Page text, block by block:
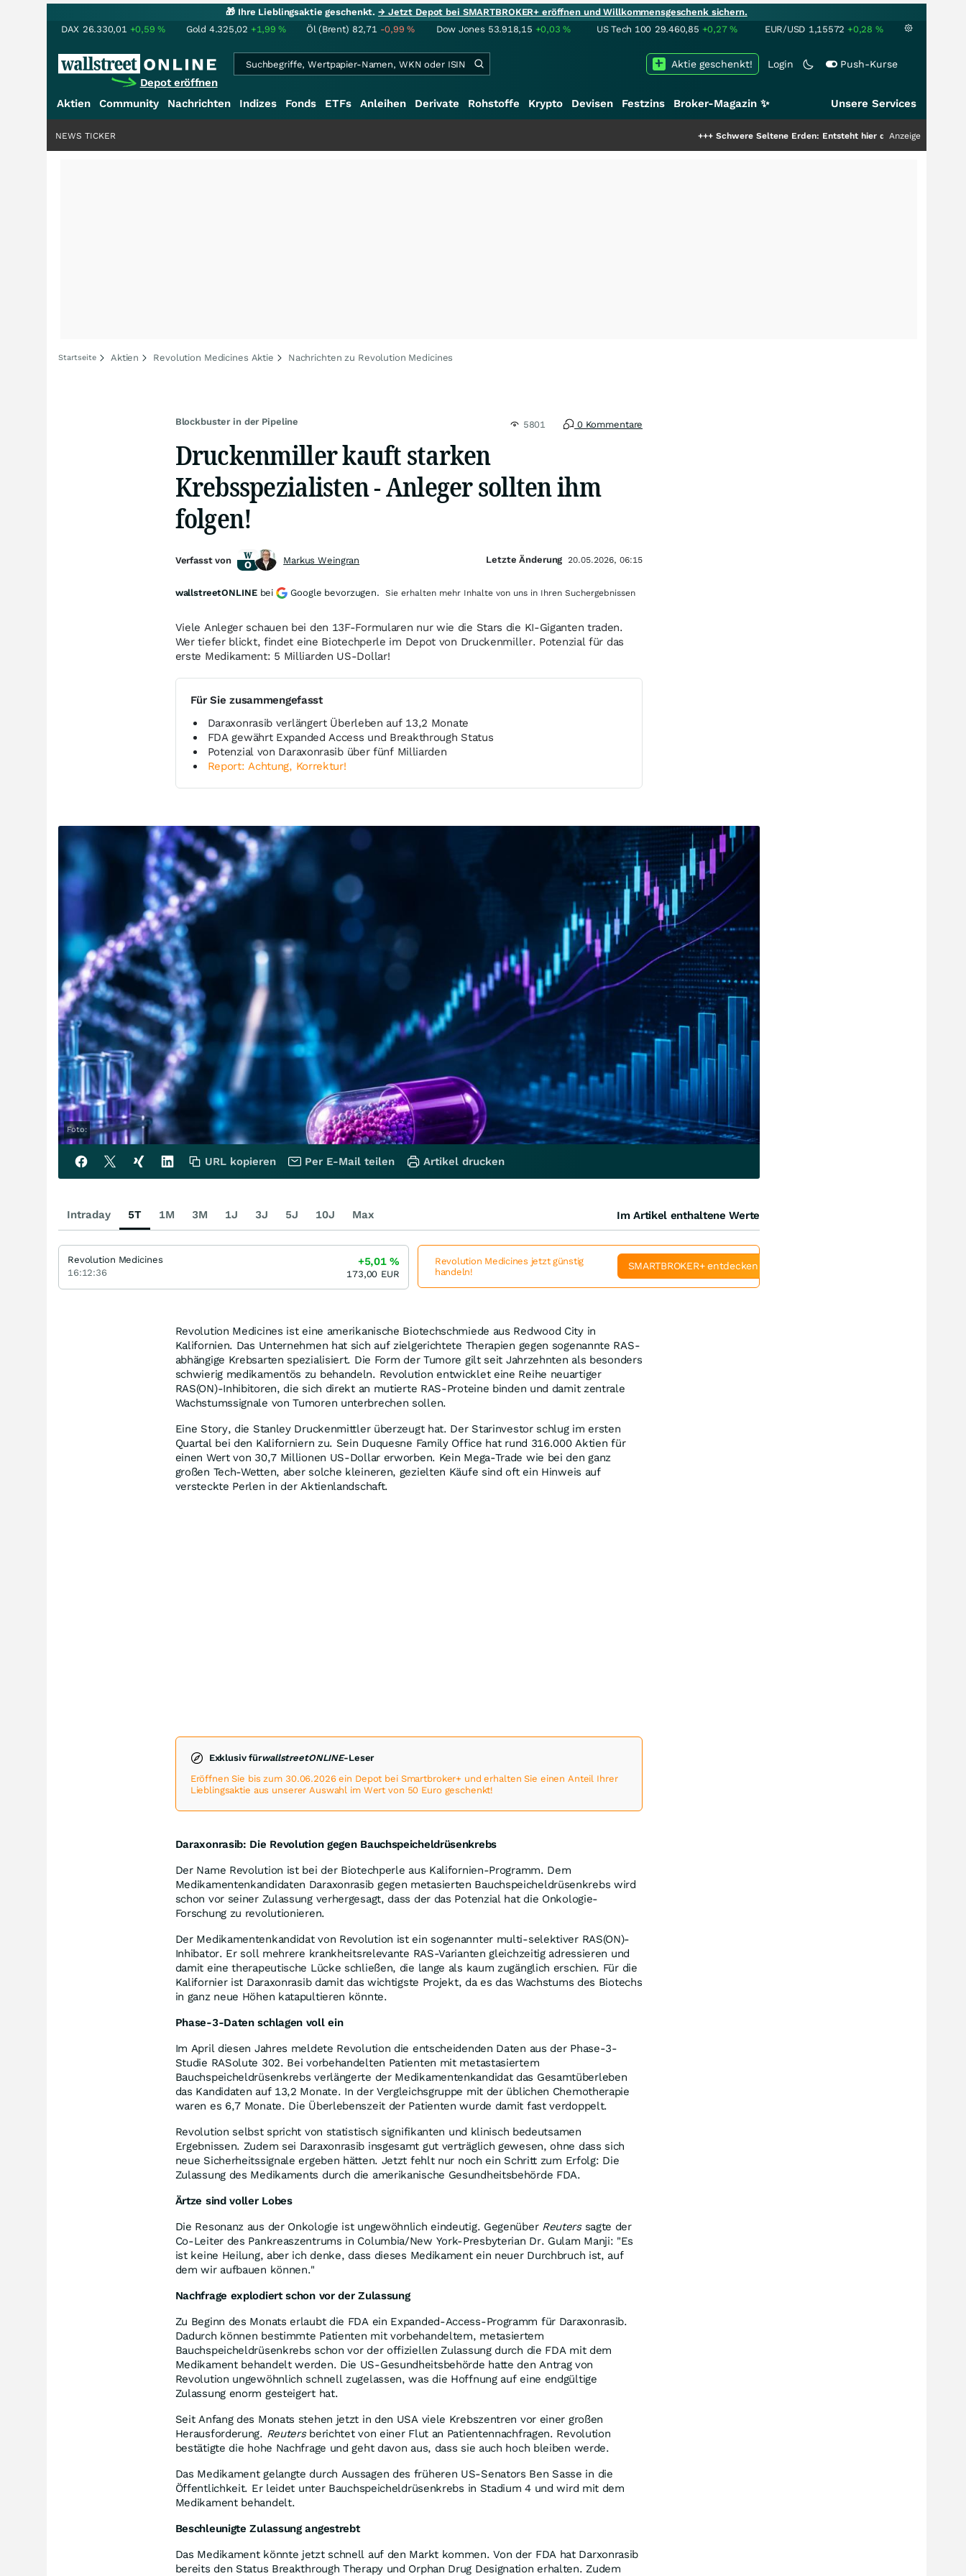
🎁 Ihre Lieblingsaktie geschenkt.→ Jetzt Depot bei SMARTBROKER+ eröffnen und Willkommensgeschenk sichern.
DAX 26.330,01 +0,59% Gold 4.325,02 +1,99% Öl (Brent) 82,71 -0,99% Dow Jones 53.918,15 +0,03% US Tech 100 29.460,85 +0,27% EUR/USD 1,15572 +0,28 %
Depot eröffnen
Login Push-Kurse
Aktie geschenkt!
Aktien Community Nachrichten Indizes Fonds ETFs Anleihen Derivate Rohstoffe Krypto Devisen Festzins Broker-Magazin ✨ Unsere Services
Schwere Seltene Erden: Entsteht hier die nächste Milliardenstory?
Anzeige
NEWS TICKER
Startseite Aktien Revolution Medicines Aktie Nachrichten zu Revolution Medicines
Blockbuster in der Pipeline 5801 0 Kommentare
Druckenmiller kauft starken
Krebsspezialisten - Anleger sollten ihm
folgen!
Viele Anleger schauen bei den 13F-Formularen nur wie die Stars die KI-Giganten traden.
Wer tiefer blickt, findet eine Biotechperle im Depot von Druckenmiller. Potenzial für das
erste Medikament: 5 Milliarden US-Dollar!
Für Sie zusammengefasst
Daraxonrasib verlängert Überleben auf 13,2 Monate
FDA gewährt Expanded Access und Breakthrough Status
Potenzial von Daraxonrasib über fünf Milliarden
Report: Achtung, Korrektur!
Foto:
Revolution Medicines ist eine amerikanische Biotechschmiede aus Redwood City in
Kalifornien. Das Unternehmen hat sich auf zielgerichtete Therapien gegen sogenannte RAS-
abhängige Krebsarten spezialisiert. Die Form der Tumore gilt seit Jahrzehnten als besonders
schwierig medikamentös zu behandeln. Revolution entwicklet eine Reihe neuartiger
RAS(ON)-Inhibitoren, die sich direkt an mutierte RAS-Proteine binden und damit zentrale
Wachstumssignale von Tumoren unterbrechen sollen.
Eine Story, die Stanley Druckenmittler überzeugt hat. Der Starinvestor schlug im ersten
Quartal bei den Kaliforniern zu. Sein Duquesne Family Office hat rund 316.000 Aktien für
einen Wert von 30,7 Millionen US-Dollar erworben. Kein Mega-Trade wie bei den ganz
großen Tech-Wetten, aber solche kleineren, gezielten Käufe sind oft ein Hinweis auf
versteckte Perlen in der Aktienlandschaft.
Exklusiv fürwallstreetONLINE-Leser
Eröffnen Sie bis zum 30.06.2026 ein Depot bei Smartbroker+ und erhalten Sie einen Anteil Ihrer
Lieblingsaktie aus unserer Auswahl im Wert von 50 Euro geschenkt!
Daraxonrasib: Die Revolution gegen Bauchspeicheldrüsenkrebs
Der Name Revolution ist bei der Biotechperle aus Kalifornien-Programm. Dem
Medikamentenkandidaten Daraxonrasib gegen metasierten Bauchspeicheldrüsenkrebs wird
schon vor seiner Zulassung verhergesagt, dass der das Potenzial hat die Onkologie-
Forschung zu revolutionieren.
Der Medikamentenkandidat von Revolution ist ein sogenannter multi-selektiver RAS(ON)-
Inhibator. Er soll mehrere krankheitsrelevante RAS-Varianten gleichzeitig adressieren und
damit eine therapeutische Lücke schließen, die lange als kaum zugänglich erschien. Für die
Kalifornier ist Daraxonrasib damit das wichtigste Projekt, da es das Wachstums des Biotechs
in ganz neue Höhen katapultieren könnte.
Phase-3-Daten schlagen voll ein
Im April diesen Jahres meldete Revolution die entscheidenden Daten aus der Phase-3-
Studie RASolute 302. Bei vorbehandelten Patienten mit metastasiertem
Bauchspeicheldrüsenkrebs verlängerte der Medikamentenkandidat das Gesamtüberleben
das Kandidaten auf 13,2 Monate. In der Vergleichsgruppe mit der üblichen Chemotherapie
waren es 6,7 Monate. Die Überlebenszeit der Patienten wurde damit fast verdoppelt.
Revolution selbst spricht von statistisch signifikanten und klinisch bedeutsamen
Ergebnissen. Zudem sei Daraxonrasib insgesamt gut verträglich gewesen, ohne dass sich
neue Sicherheitssignale ergeben hätten. Jetzt fehlt nur noch ein Schritt zum Erfolg: Die
Zulassung des Medikaments durch die amerikanische Gesundheitsbehörde FDA.
Ärtze sind voller Lobes
Die Resonanz aus der Onkologie ist ungewöhnlich eindeutig. Gegenüber Reuterssagte der
Co-Leiter des Pankreaszentrums in Columbia/New York-Presbyterian Dr. Gulam Manji: "Es
ist keine Heilung, aber ich denke, dass dieses Medikament ein neuer Durchbruch ist, auf
dem wir aufbauen können."
Nachfrage explodiert schon vor der Zulassung
Zu Beginn des Monats erlaubt die FDA ein Expanded-Access-Programm für Daraxonrasib.
Dadurch können bestimmte Patienten mit vorbehandeltem, metasiertem
Bauchspeicheldrüsenkrebs schon vor der offiziellen Zulassung durch die FDA mit dem
Medikament behandelt werden. Die US-Gesundheitsbehörde hatte den Antrag von
Revolution ungewöhnlich schnell zugelassen, was die Hoffnung auf eine endgültige
Zulassung enorm gesteigert hat.
Seit Anfang des Monats stehen jetzt in den USA viele Krebszentren vor einer großen
Herausforderung. Reutersberichtet von einer Flut an Patientennachfragen. Revolution
bestätigte die hohe Nachfrage und geht davon aus, dass sie auch hoch bleiben werde.
Das Medikament gelangte durch Aussagen des früheren US-Senators Ben Sasse in die
Öffentlichkeit. Er leidet unter Bauchspeicheldrüsenkrebs in Stadium 4 und wird mit dem
Medikament behandelt.
Beschleunigte Zulassung angestrebt
Das Medikament könnte jetzt schnell auf den Markt kommen. Von der FDA hat Darxonrasib
bereits den Status Breakthrough Therapy und Orphan Drug Designation erhalten. Zudem
Verfasst von Markus Weingran Letzte Änderung 20.05.2026, 06:15
wallstreetONLINE bei Google bevorzugen. Sie erhalten mehr Inhalte von uns in Ihren Suchergebnissen
URL kopieren Per E-Mail teilen Artikel drucken
Intraday 5T 1M 3M 1J 3J 5J 10J Max Im Artikel enthaltene Werte
Revolution Medicines
16:12:36
+5,01%
173,00 EUR
Revolution Medicines jetzt günstig
handeln!
SMARTBROKER+ entdecken